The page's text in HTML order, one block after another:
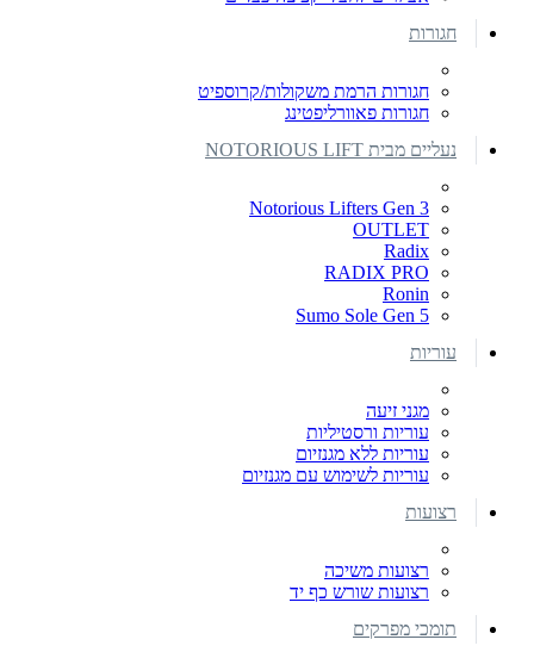
חגורות
חגורות הרמת משקולות/קרוספיט
חגורות פאוורליפטינג
נעליים מבית NOTORIOUS LIFT
Notorious Lifters Gen 3
OUTLET
Radix
RADIX PRO
Ronin
Sumo Sole Gen 5
עוריות
מגני זיעה
עוריות ורסטיליות
עוריות ללא מגנזיום
עוריות לשימוש עם מגנזיום
רצועות
רצועות משיכה
רצועות שורש כף יד
תומכי מפרקים